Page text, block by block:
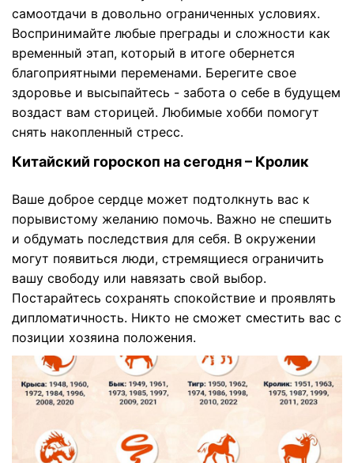
самоотдачи в довольно ограниченных условиях.
Воспринимайте любые преграды и сложности как
временный этап, который в итоге обернется
благоприятными переменами. Берегите свое
здоровье и высыпайтесь - забота о себе в будущем
воздаст вам сторицей. Любимые хобби помогут
снять накопленный стресс.
Китайский гороскоп на сегодня – Кролик
Ваше доброе сердце может подтолкнуть вас к
порывистому желанию помочь. Важно не спешить
и обдумать последствия для себя. В окружении
могут появиться люди, стремящиеся ограничить
вашу свободу или навязать свой выбор.
Постарайтесь сохранять спокойствие и проявлять
дипломатичность. Никто не сможет сместить вас с
позиции хозяина положения.